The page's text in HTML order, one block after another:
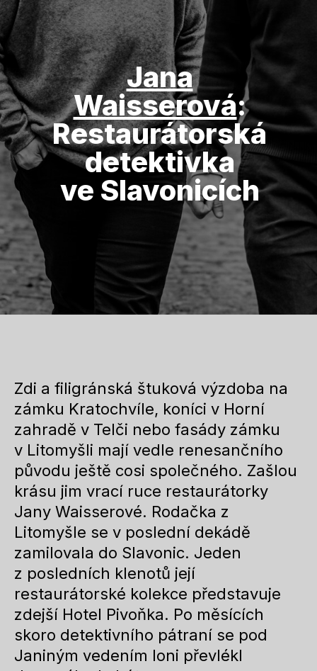
Jana
Waisserová:
Restaurátorská
detektivka
ve Slavonicích
Zdi a filigránská štuková výzdoba na
zámku Kratochvíle, koníci v Horní
zahradě v Telči nebo fasády zámku
v Litomyšli mají vedle renesančního
původu ještě cosi společného. Zašlou
krásu jim vrací ruce restaurátorky
Jany Waisserové. Rodačka z
Litomyšle se v poslední dekádě
zamilovala do Slavonic. Jeden
z posledních klenotů její
restaurátorské kolekce představuje
zdejší Hotel Pivoňka. Po měsících
skoro detektivního pátraní se pod
Janiným vedením loni převlékl